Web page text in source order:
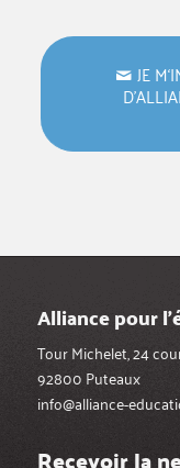
JE
Alliance pour
Tour Michelet, 24
92800 Puteaux
info@alliance-